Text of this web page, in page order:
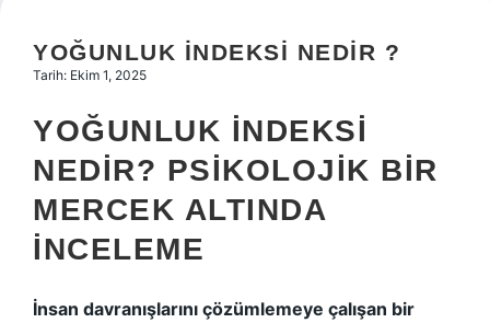
YOĞUNLUK INDEKSI NEDIR ?
Tarih: Ekim 1, 2025
YOĞUNLUK İNDEKSI
NEDIR? PSIKOLOJIK BIR
MERCEK ALTINDA
İNCELEME
İnsan davranışlarını çözümlemeye çalışan bir